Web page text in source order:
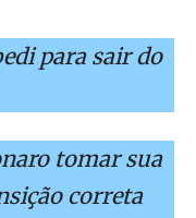
para sair do
tomar sua
correta